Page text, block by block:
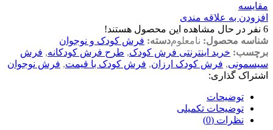
مقایسه
افزودن به علاقه مندی
6 نفر در حال مشاهده این محصول هستند!
شناسه محصول: نامعلومدسته: فرش کودک و نوجوان
برچسب: خرید اینترنتی فرش کودک, طرح فرش کودکانه, فرش
سیسمونی, فرش کودک ارزان, فرش کودک با قیمت, فرش نوجوان
اشتراک گذاری:
توضیحات
توضیحات تکمیلی
نظرات (0)